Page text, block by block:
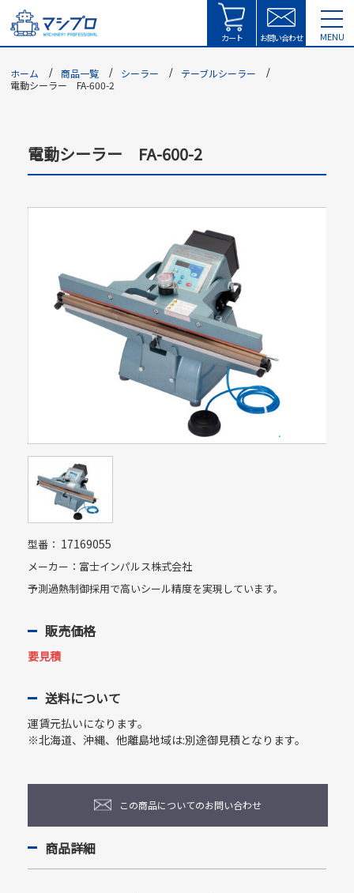
MENU
カート お問い合わせ
ホーム 商品一覧 シーラー
テーブルシーラー
電動シーラー FA-600-2
電動シーラー FA-600-2
型番： 17169055
メーカー：富士インパルス株式会社
予測過熱制御採用で高いシール精度を実現しています。
販売価格
要見積
送料について
運賃元払いになります。
※北海道、沖縄、他離島地域は:別途御見積となります。
この商品についてのお問い合わせ
商品詳細